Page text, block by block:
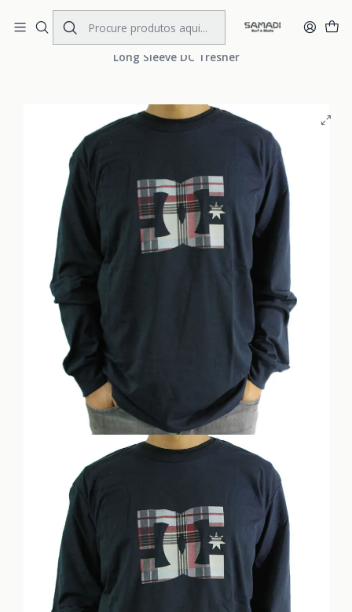
Portes Gratis Portugal e Espanha
Início MENS CLOTHING Long Sleeves
Long Sleeve DC Tresher